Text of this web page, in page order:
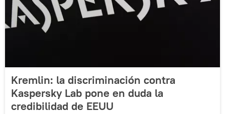
Kremlin: la discriminación contra
Kaspersky Lab pone en duda la
credibilidad de EEUU